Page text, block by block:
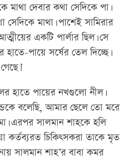
মাথা দেবার কথা সেদিকে পা।
মাথা। পাশেই সামিরার
একটি পার্লার ছিল। সে
হাতে-পায়ে সর্ষের তেল দিচ্ছে।
হাতে পায়ের নখগুলো নীল।
বলেছি, আমার ছেলে তো মরে
এরপর সালমান শাহকে হলি
কর্তব্যরত চিকিৎসকরা তাকে মৃত
সালমান শাহ’র বাবা কমর